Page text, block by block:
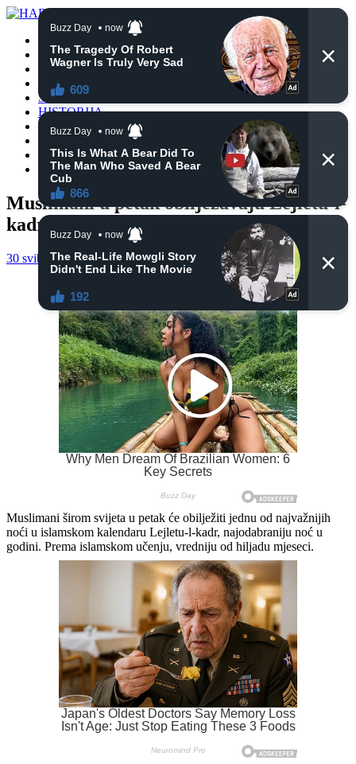
VIJESTI
BIH
TURSKA
SVIJET
HISTORIJA
RELIGIJA
ZANIMLJIVOSTI
CRNA HRONIKA
OBAVIJESTI
Muslimani u petak obilježavaju Lejletu-l-
kadr
30 svibnja, 2019 haberhana RELIGIJA
Muslimani širom svijeta u petak će obilježiti jednu od najvažnijih
noći u islamskom kalendaru Lejletu-l-kadr, najodabraniju noć u
godini. Prema islamskom učenju, vredniju od hiljadu mjeseci.